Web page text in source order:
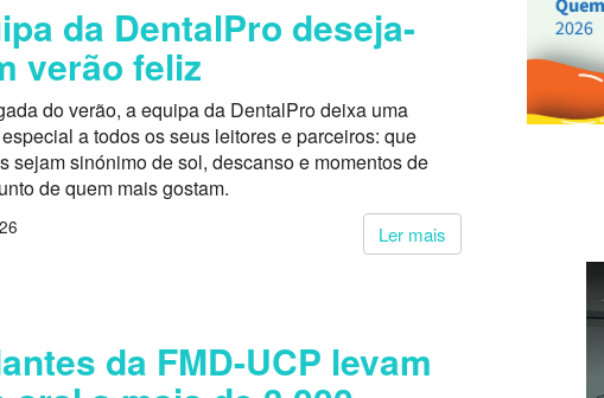
da DentalPro deseja-
verão feliz
do verão, a equipa da DentalPro deixa uma
a todos os seus leitores e parceiros: que
sejam sinónimo de sol, descanso e momentos de
de quem mais gostam.
Ler mais
da FMD-UCP levam